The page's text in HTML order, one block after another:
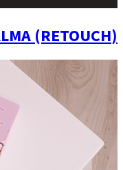
(LASER HAIR REMOVAL REVIEWS ALMA (RETOUCH|يومياتي مع الليزر (جلسة الرتوش) بعد ثالث جلسه لإزالة شعر الجسم